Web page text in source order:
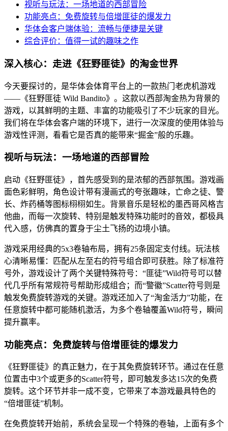
视听与玩法：一场地道的西部冒险
功能亮点：免费旋转与倍增匪徒的爆发力
华体会客户端体验：流畅与便捷是关键
综合评价：值得一试的趣味之作
深入核心：走进《狂野匪徒》的淘金世界
今天要探讨的，是华体会体育平台上的一款热门老虎机游戏
——《狂野匪徒 Wild Bandito》。这款以西部淘金热为背景的
游戏，以其鲜明的主题、丰富的功能吸引了不少玩家的目光。
我们将在华体会客户端的环境下，进行一次深度的使用体验与
游戏性评测，看看它是否真的能带来“掘金”般的乐趣。
视听与玩法：一场地道的西部冒险
启动《狂野匪徒》，首先感受到的是浓郁的西部氛围。游戏画
面色彩鲜明，角色设计带有漫画式的夸张趣味，亡命之徒、警
长、炸药桶等图标栩栩如生。背景音乐是轻松的墨西哥风格吉
他曲，而每一次旋转、特别是触发特殊功能时的音效，都极具
代入感，仿佛真的置身于尘土飞扬的边境小镇。
游戏采用经典的5x3卷轴布局，拥有25条固定支付线。玩法核
心清晰易懂：匹配从左至右的符号组合即可获胜。除了标准符
号外，游戏设计了两个关键特殊符号：“匪徒”Wild符号可以替
代几乎所有常规符号帮助形成组合；而“警徽”Scatter符号则是
触发免费旋转游戏的关键。游戏还加入了“淘金活力”功能，在
任意旋转中都可能随机激活，为多个卷轴覆盖Wild符号，瞬间
提升赢率。
功能亮点：免费旋转与倍增匪徒的爆发力
《狂野匪徒》的真正魅力，在于其免费旋转环节。通过在任意
位置击中3个或更多的Scatter符号，即可触发多达15次的免费
旋转。这个环节并非一成不变，它带来了本游戏最具特色的
“倍增匪徒”机制。
在免费旋转开始前，系统会呈现一个特殊的卷轴，上面有多个